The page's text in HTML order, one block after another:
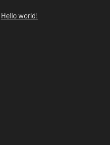
Hello world!